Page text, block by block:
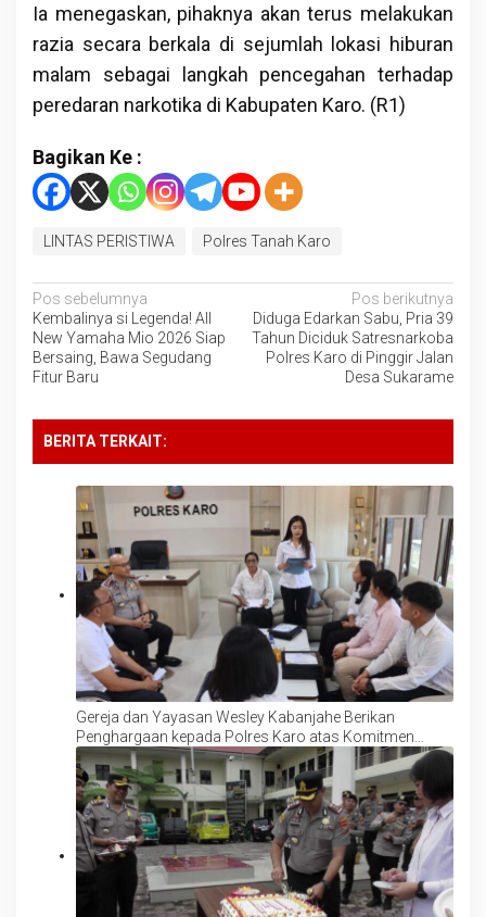
Ia menegaskan, pihaknya akan terus melakukan
razia secara berkala di sejumlah lokasi hiburan
malam sebagai langkah pencegahan terhadap
peredaran narkotika di Kabupaten Karo. (R1)
Bagikan Ke :
LINTAS PERISTIWA Polres Tanah Karo
Navigasi
pos
Pos sebelumnya
Kembalinya si Legenda! All
New Yamaha Mio 2026 Siap
Bersaing, Bawa Segudang
Fitur Baru
Pos berikutnya
Diduga Edarkan Sabu, Pria 39
Tahun Diciduk Satresnarkoba
Polres Karo di Pinggir Jalan
Desa Sukarame
BERITA TERKAIT:
Gereja dan Yayasan Wesley Kabanjahe Berikan
Penghargaan kepada Polres Karo atas Komitmen
Lindungi Anak dan Perempuan